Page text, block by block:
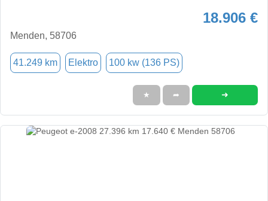
18.906 €
Menden, 58706
41.249 km Elektro 100 kw (136 PS)
★ ➦ ➜